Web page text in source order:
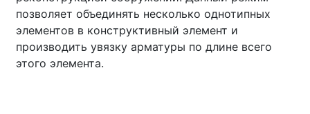
позволяет объединять несколько однотипных
элементов в конструктивный элемент и
производить увязку арматуры по длине всего
этого элемента.